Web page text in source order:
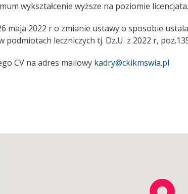
wykształcenie wyższe na poziomie licencjata.
maja 2022 r o zmianie ustawy o sposobie
leczniczych tj. Dz.U. z 2022 r,
CV na adres mailowy kadry@ckikmswia.pl